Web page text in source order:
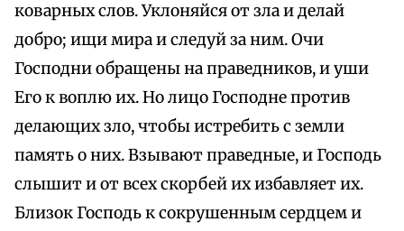
коварных слов. Уклоняйся от зла и делай
добро; ищи мира и следуй за ним. Очи
Господни обращены на праведников, и уши
Его к воплю их. Но лицо Господне против
делающих зло, чтобы истребить с земли
память о них. Взывают праведные, и Господь
слышит и от всех скорбей их избавляет их.
Близок Господь к сокрушенным сердцем и